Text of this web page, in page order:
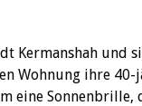
Kermanshah und
Wohnung ihre 40-
eine